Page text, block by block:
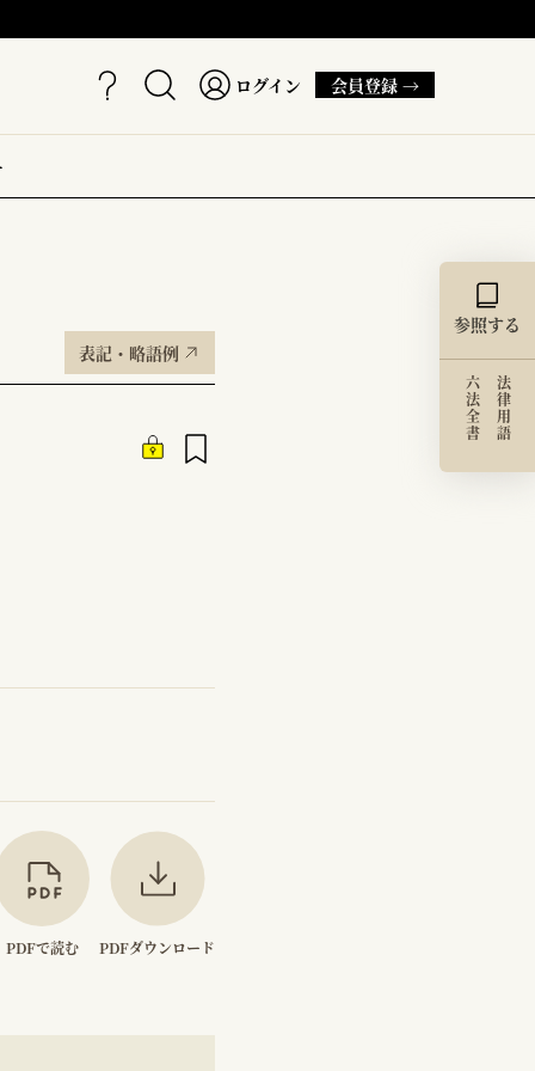
ログイン 会員登録 →
表記・略語例
PDFで読む PDFダウンロード
参照する
法律用語
六法全書